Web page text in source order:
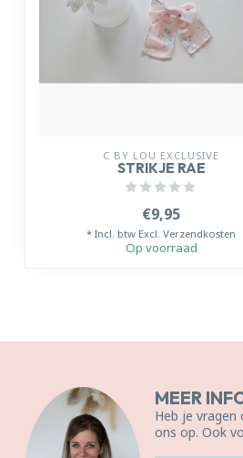
C BY LOU EXCLUSIVE
STRIKJE RAE
€9,95
* Incl. btw Excl. Verzendkosten
Op voorraad
MEER
Heb je
ons op. Ook